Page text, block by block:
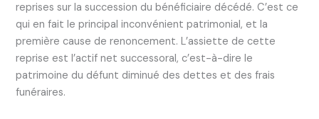
reprises sur la succession du bénéficiaire décédé. C’est ce
qui en fait le principal inconvénient patrimonial, et la
première cause de renoncement. L’assiette de cette
reprise est l’actif net successoral, c’est-à-dire le
patrimoine du défunt diminué des dettes et des frais
funéraires.